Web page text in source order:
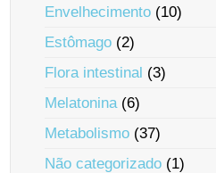
Envelhecimento (10)
Estômago (2)
Flora intestinal (3)
Melatonina(6)
Metabolismo (37)
Não categorizado (1)